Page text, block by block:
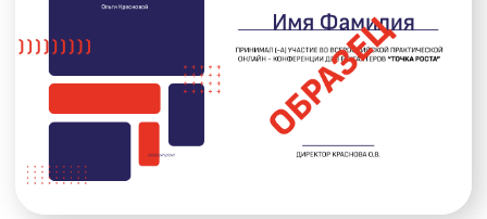
Запись конференции с
доступом на 3 месяца
Именной сертификат участника
конференции